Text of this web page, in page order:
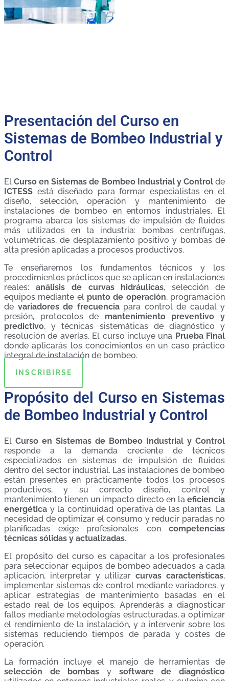
Presentación del Curso en
Sistemas de Bombeo Industrial y
Control
ElCurso en Sistemas de Bombeo Industrial y Controlde
ICTESS está diseñado para formar especialistas en el
diseño, selección, operación y mantenimiento de
instalaciones de bombeo en entornos industriales. El
programa abarca los sistemas de impulsión de fluidos
más utilizados en la industria: bombas centrífugas,
volumétricas, de desplazamiento positivo y bombas de
alta presión aplicadas a procesos productivos.
Te enseñaremos los fundamentos técnicos y los
procedimientos prácticos que se aplican en instalaciones
reales: análisis de curvas hidráulicas, selección de
equipos mediante el punto de operación, programación
de variadores de frecuenciapara control de caudal y
presión, protocolos de mantenimiento preventivo y
predictivo, y técnicas sistemáticas de diagnóstico y
resolución de averías. El curso incluye una Prueba Final
donde aplicarás los conocimientos en un caso práctico
integral de instalación de bombeo.
INSCRIBIRSE
Propósito del Curso en Sistemas
de Bombeo Industrial y Control
El Curso en Sistemas de Bombeo Industrial y Control
responde a la demanda creciente de técnicos
especializados en sistemas de impulsión de fluidos
dentro del sector industrial. Las instalaciones de bombeo
están presentes en prácticamente todos los procesos
productivos, y su correcto diseño, control y
mantenimiento tienen un impacto directo en la eficiencia
energética y la continuidad operativa de las plantas. La
necesidad de optimizar el consumo y reducir paradas no
planificadas exige profesionales con competencias
técnicas sólidas y actualizadas.
El propósito del curso es capacitar a los profesionales
para seleccionar equipos de bombeo adecuados a cada
aplicación, interpretar y utilizarcurvas características,
implementar sistemas de control mediante variadores, y
aplicar estrategias de mantenimiento basadas en el
estado real de los equipos. Aprenderás a diagnosticar
fallos mediante metodologías estructuradas, a optimizar
el rendimiento de la instalación, y a intervenir sobre los
sistemas reduciendo tiempos de parada y costes de
operación.
La formación incluye el manejo de herramientas de
selección de bombas y software de diagnóstico